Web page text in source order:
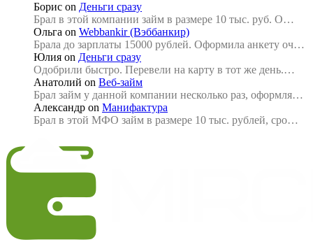
Борис on Деньги сразу
Брал в этой компании займ в размере 10 тыс. руб. О…
Ольга on Webbankir (Вэббанкир)
Брала до зарплаты 15000 рублей. Оформила анкету оч…
Юлия on Деньги сразу
Одобрили быстро. Перевели на карту в тот же день.…
Анатолий on Веб-займ
Брал займ у данной компании несколько раз, оформля…
Александр on Манифактура
Брал в этой МФО займ в размере 10 тыс. рублей, сро…